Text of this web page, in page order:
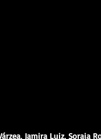
Jamira Luiz, Soraia